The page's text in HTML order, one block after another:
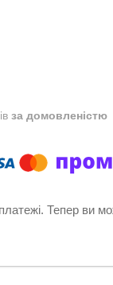
за домовленістю
Тепер ви